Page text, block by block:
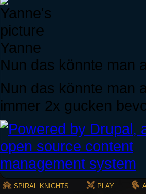
Yanne
Nun das könnte man
Nun das könnte man
immer 2x gucken
SPIRAL KNIGHTS PLAY